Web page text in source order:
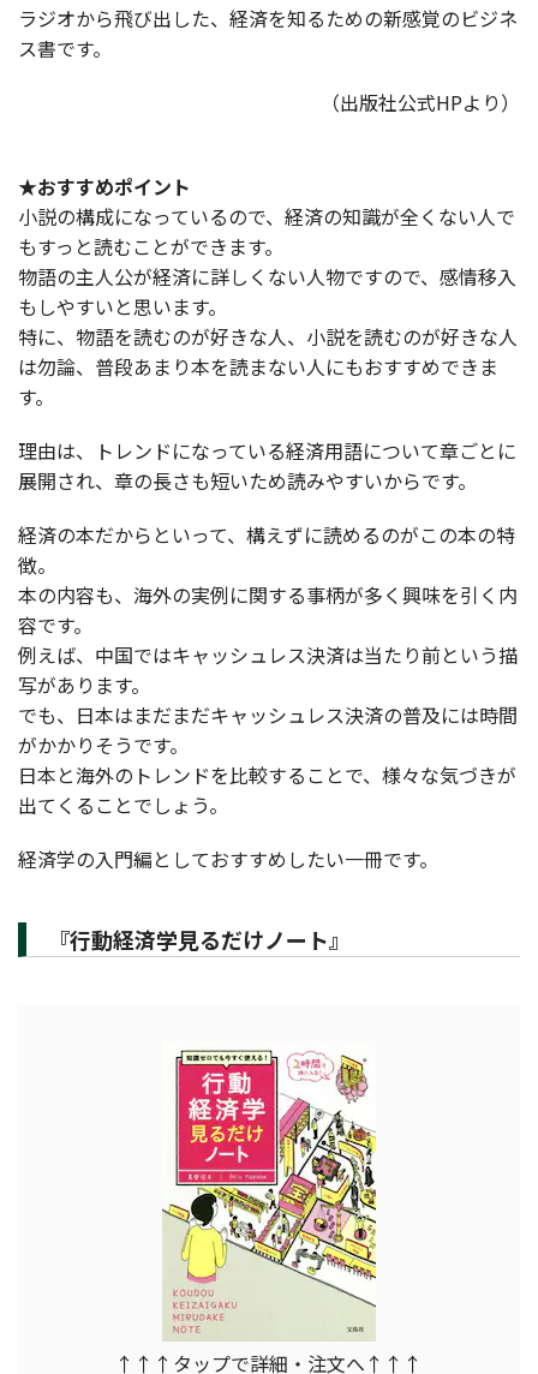
ラジオから飛び出した、経済を知るための新感覚のビジネ
ス書です。
（出版社公式HPより）
★おすすめポイント
小説の構成になっているので、経済の知識が全くない人で
もすっと読むことができます。
物語の主人公が経済に詳しくない人物ですので、感情移入
もしやすいと思います。
特に、物語を読むのが好きな人、小説を読むのが好きな人
は勿論、普段あまり本を読まない人にもおすすめできま
す。
理由は、トレンドになっている経済用語について章ごとに
展開され、章の長さも短いため読みやすいからです。
経済の本だからといって、構えずに読めるのがこの本の特
徴。
本の内容も、海外の実例に関する事柄が多く興味を引く内
容です。
例えば、中国ではキャッシュレス決済は当たり前という描
写があります。
でも、日本はまだまだキャッシュレス決済の普及には時間
がかかりそうです。
日本と海外のトレンドを比較することで、様々な気づきが
出てくることでしょう。
経済学の入門編としておすすめしたい一冊です。
『行動経済学見るだけノート』
↑↑↑タップで詳細・注文へ↑↑↑